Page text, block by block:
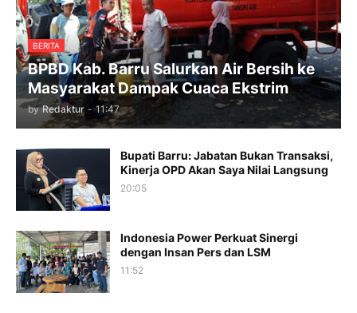
BERITA
BPBD Kab. Barru Salurkan Air Bersih ke
Masyarakat Dampak Cuaca Ekstrim
by Redaktur - 11:47
Bupati Barru: Jabatan Bukan Transaksi,
Kinerja OPD Akan Saya Nilai Langsung
20:05
Indonesia Power Perkuat Sinergi
dengan Insan Pers dan LSM
11:52